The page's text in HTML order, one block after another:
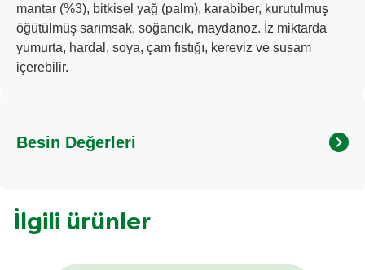
mantar (%3), bitkisel yağ (palm), karabiber, kurutulmuş
öğütülmüş sarımsak, soğancık, maydanoz. İz miktarda
yumurta, hardal, soya, çam fıstığı, kereviz ve susam
içerebilir.
Besin Değerleri
İlgili ürünler